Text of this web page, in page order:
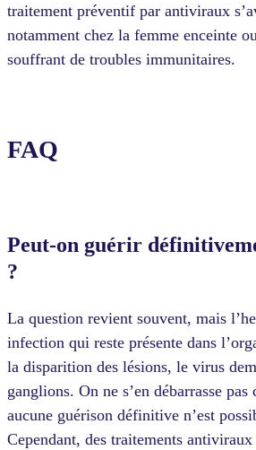
traitement préventif par antiviraux
notamment chez la femme enceinte
souffrant de troubles immunitaires.
FAQ
Peut-on guérir
?
La question revient souvent, mais
infection qui reste présente dans
la disparition des lésions, le virus
ganglions. On ne s’en débarrasse
aucune guérison définitive n’est
Cependant, des traitements